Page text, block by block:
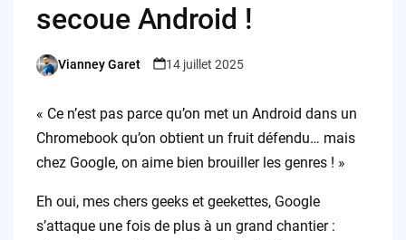
secoue Android !
Posted
Vianney Garet 14 juillet 2025
« Ce n’est pas parce qu’on met un Android dans un
Chromebook qu’on obtient un fruit défendu… mais
chez Google, on aime bien brouiller les genres ! »
Eh oui, mes chers geeks et geekettes, Google
s’attaque une fois de plus à un grand chantier :